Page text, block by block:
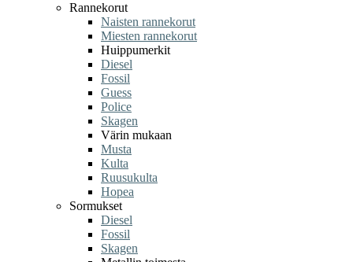
Rannekorut
Naisten rannekorut
Miesten rannekorut
Huippumerkit
Diesel
Fossil
Guess
Police
Skagen
Värin mukaan
Musta
Kulta
Ruusukulta
Hopea
Sormukset
Diesel
Fossil
Skagen